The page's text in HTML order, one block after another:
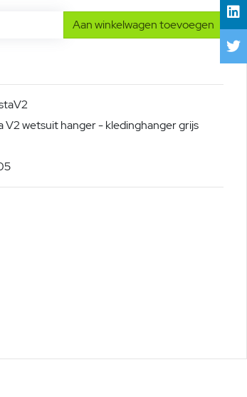
Aan winkelwagen toevoegen
wetsuit hanger - kledinghanger grijs